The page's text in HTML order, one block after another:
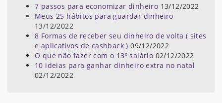
7 passos para economizar dinheiro 13/12/2022
Meus 25 hábitos para guardar dinheiro
13/12/2022
8 Formas de receber seu dinheiro de volta ( sites
e aplicativos de cashback ) 09/12/2022
O que não fazer com o 13º salário 02/12/2022
10 ideias para ganhar dinheiro extra no natal
02/12/2022